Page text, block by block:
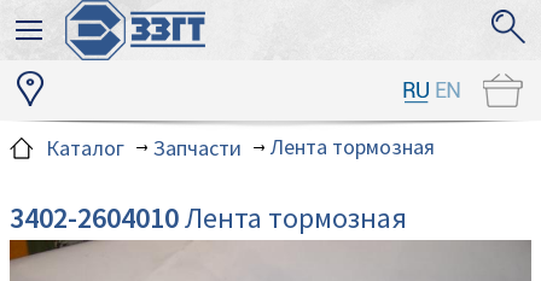
Каталог Запчасти Лента тормозная
3402-2604010Лента тормозная